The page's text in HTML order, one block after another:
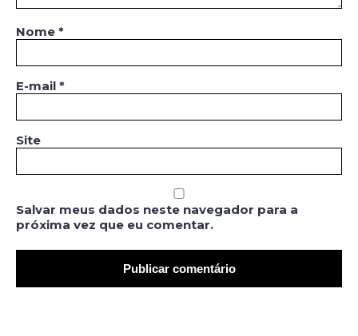
Nome *
E-mail *
Site
Salvar meus dados neste navegador para a
próxima vez que eu comentar.